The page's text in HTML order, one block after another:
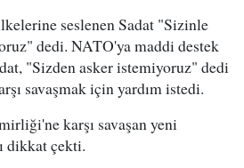
seslenen Sadat "Sizinle
dedi. NATO'ya maddi destek
"Sizden asker istemiyoruz" dedi
savaşmak için yardım istedi.
karşı savaşan yeni
dikkat çekti.